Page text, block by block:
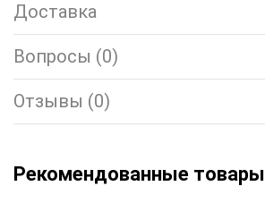
Доставка
Вопросы (0)
Отзывы (0)
Рекомендованные товары